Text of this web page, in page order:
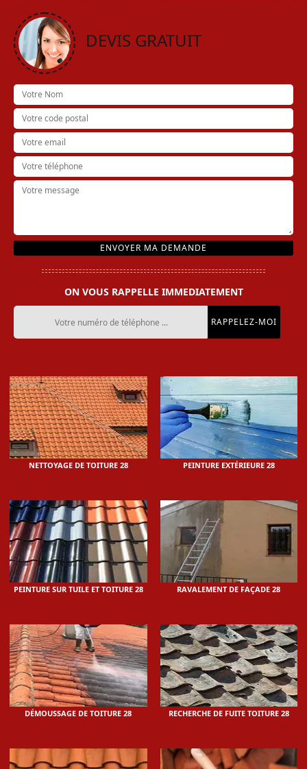
DEVIS GRATUIT
ON VOUS RAPPELLE IMMEDIATEMENT
NETTOYAGE DE TOITURE 28 PEINTURE EXTÉRIEURE 28
PEINTURE SUR TUILE ET TOITURE 28 RAVALEMENT DE FAÇADE 28
DÉMOUSSAGE DE TOITURE 28 RECHERCHE DE FUITE TOITURE 28